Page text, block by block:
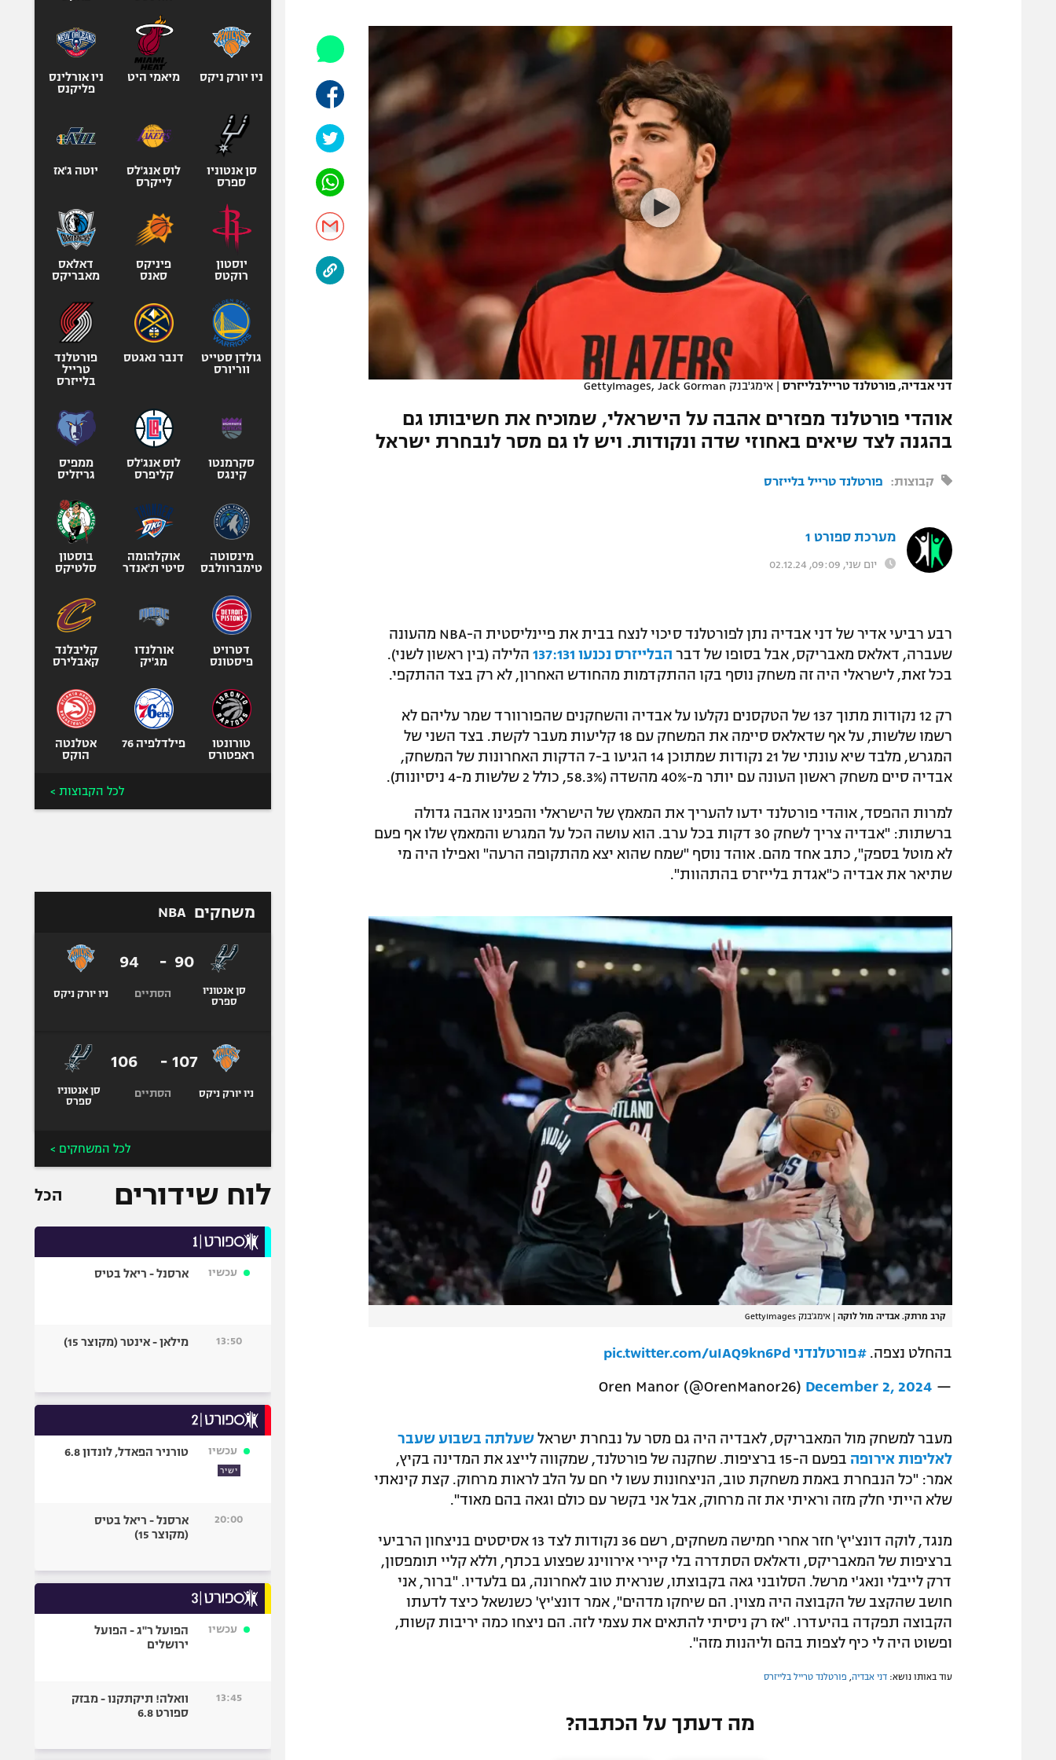
מדיניות פרטיות
תקנון פעילות ספורט 1
רשיון להקרנה פומבית לבית עסק
הצטרפות לחבילת הערוצים
לוח דרושים – ג'ובנט
תגיות
הפועל תל אביב
הפועל חיפה
הפועל באר שבע
מכבי נתניה
בני יהודה
ליגה סינית
ליגה ברזילאית
ליגות נוספות
אופניים
ספורט מוטורי
כדורמים
בייסבול MLB
ספורט אתגרי
אומנויות לחימה
דני אבדיה, פורטלנד טריילבלייזרס | אימג'בנק GettyImages, Jack Gorman
אוהדי פורטלנד מפזרים אהבה על הישראלי, שמוכיח את חשיבותו גם
בהגנה לצד שיאים באחוזי שדה ונקודות. ויש לו גם מסר לנבחרת ישראל
קבוצות: פורטלנד טרייל בלייזרס
מערכת ספורט 1
יום שני, 09:09, 02.12.24
רבע רביעי אדיר של דני אבדיה נתן לפורטלנד סיכוי לנצח בבית את פיינליסטית ה-NBA מהעונה
שעברה, דאלאס מאבריקס, אבל בסופו של דבר הבלייזרס נכנעו 137:131
הלילה (בין ראשון לשני).
בכל זאת, לישראלי היה זה משחק נוסף בקו ההתקדמות מהחודש האחרון, לא רק בצד ההתקפי.
רק 12 נקודות מתוך 137 של הטקסנים נקלעו על אבדיה והשחקנים שהפורוורד שמר עליהם לא
רשמו שלשות, על אף שדאלאס סיימה את המשחק עם 18 קליעות מעבר לקשת. בצד השני של
המגרש, מלבד שיא עונתי של 21 נקודות שמתוכן 14 הגיעו ב-7 הדקות האחרונות של המשחק,
אבדיה סיים משחק ראשון העונה עם יותר מ-40% מהשדה (58.3%, כולל 2 שלשות מ-4 ניסיונות).
למרות ההפסד, אוהדי פורטלנד ידעו להעריך את המאמץ של הישראלי והפגינו אהבה גדולה
ברשתות: "אבדיה צריך לשחק 30 דקות בכל ערב. הוא עושה הכל על המגרש והמאמץ שלו אף פעם
לא מוטל בספק", כתב אחד מהם. אוהד נוסף "שמח שהוא יצא מהתקופה הרעה" ואפילו היה מי
שתיאר את אבדיה כ"אגדת בלייזרס בהתהוות".
קרב מרתק. אבדיה מול לוקה | אימג'בנק GettyImages
בהחלט נצפה. #פורטלנדני pic.twitter.com/uIAQ9kn6Pd
— Oren Manor (@OrenManor26)
December 2, 2024
מעבר למשחק מול המאבריקס, לאבדיה היה גם מסר על נבחרת ישראל שעלתה בשבוע שעבר
לאליפות אירופה
בפעם ה-15 ברציפות. שחקנה של פורטלנד, שמקווה לייצג את המדינה בקיץ,
אמר: "כל הנבחרת באמת משחקת טוב, הניצחונות עשו לי חם על הלב לראות מרחוק. קצת קינאתי
שלא הייתי חלק מזה וראיתי את זה מרחוק, אבל אני בקשר עם כולם וגאה בהם מאוד".
מנגד, לוקה דונצ'יץ' חזר אחרי חמישה משחקים, רשם 36 נקודות לצד 13 אסיסטים בניצחון הרביעי
ברציפות של המאבריקס, ודאלאס הסתדרה בלי קיירי אירווינג שפצוע בכתף, וללא קליי תומפסון,
דרק לייבלי ונאג'י מרשל. הסלובני גאה בקבוצתו, שנראית טוב לאחרונה, גם בלעדיו. "ברור, אני
חושב שהקצב של הקבוצה היה מצוין. הם שיחקו מדהים", אמר דונצ'יץ' כשנשאל כיצד לדעתו
הקבוצה תפקדה בהיעדרו. "אז רק ניסיתי להתאים את עצמי לזה. הם ניצחו כמה יריבות קשות,
ופשוט היה לי כיף לצפות בהם וליהנות מזה".
עוד באותו נושא: דני אבדיה פורטלנד טרייל בלייזרס
מה דעתך על הכתבה?
ניו יורק ניקס מיאמי היט
ניו אורלינס
פליקנס
סן אנטוניו
ספרס
לוס אנג'לס
לייקרס
יוטה ג'אז
יוסטון
רוקטס
פיניקס
סאנס
דאלאס
מאבריקס
גולדן סטייט
ווריורס
דנבר נאגטס
פורטלנד
טרייל
בלייזרס
סקרמנטו
קינגס
לוס אנג'לס
קליפרס
ממפיס
גריזליס
מינסוטה
טימברוולבס
אוקלהומה
סיטי ת'אנדר
בוסטון
סלטיקס
דטרויט
פיסטונס
אורלנדו
מג'יק
קליבלנד
קאבלירס
טורונטו
ראפטורס
פילדלפיה 76
אטלנטה
הוקס
לכל הקבוצות >
משחקים NBA
סן אנטוניו
ספרס
90
-
94
הסתיים ניו יורק ניקס
ניו יורק ניקס
107
-
106
הסתיים
סן אנטוניו
ספרס
לכל המשחקים >
לוח שידורים הכל
עכשיו ארסנל - ריאל בטיס
13:50 מילאן - אינטר (מקוצר 15)
עכשיו
ישיר
טורניר הפאדל, לונדון 6.8
20:00
ארסנל - ריאל בטיס
(מקוצר 15)
עכשיו
הפועל ר"ג - הפועל
ירושלים
13:45
וואלה! תיקתקנו - מבזק
ספורט 6.8